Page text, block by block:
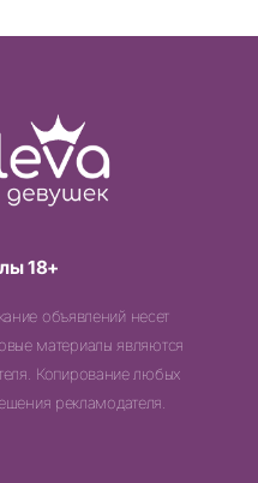
18+
объявлений несет
материалы являются
Копирование любых
рекламодателя.